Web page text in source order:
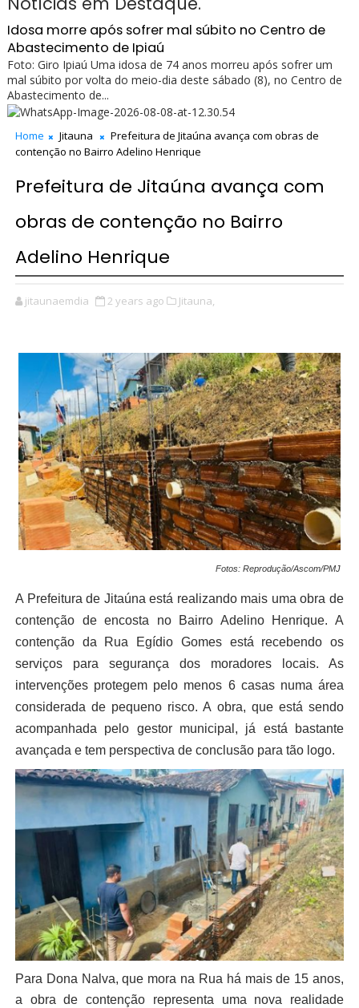
Idosa morre após sofrer mal súbito no Centro de
Abastecimento de Ipiaú
Foto: Giro Ipiaú Uma idosa de 74 anos morreu após sofrer um
mal súbito por volta do meio-dia deste sábado (8), no Centro de
Abastecimento de...
Home Jitauna
Prefeitura de Jitaúna avança com obras de
contenção no Bairro Adelino Henrique
Prefeitura de Jitaúna avança com
obras de contenção no Bairro
Adelino Henrique
jitaunaemdia 2 years ago Jitauna,
Fotos: Reprodução/Ascom/PMJ
A Prefeitura de Jitaúna está realizando mais uma obra de
contenção de encosta no Bairro Adelino Henrique. A
contenção da Rua Egídio Gomes está recebendo os
serviços para segurança dos moradores locais. As
intervenções protegem pelo menos 6 casas numa área
considerada de pequeno risco. A obra, que está sendo
acompanhada pelo gestor municipal, já está bastante
avançada e tem perspectiva de conclusão para tão logo.
Para Dona Nalva, que mora na Rua há mais de 15 anos,
a obra de contenção representa uma nova realidade